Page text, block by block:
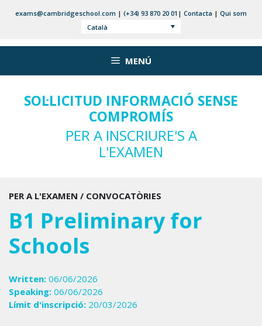
exams@cambridgeschool.com | (+34) 93 870 20 01 | Contacta | Qui som
Català
MENÚ
SOL·LICITUD INFORMACIÓ SENSE
COMPROMÍS
PER A INSCRIURE'S A
L'EXAMEN
PER A L'EXAMEN / CONVOCATÒRIES
B1 Preliminary for
Schools
Written: 06/06/2026
Speaking: 06/06/2026
Límit d'inscripció: 20/03/2026